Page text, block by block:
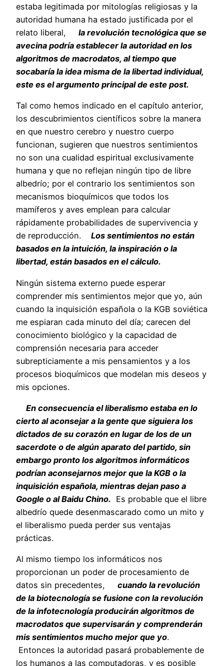
estaba legitimada por mitologías religiosas y la
autoridad humana ha estado justificada por el
relato liberal,
la revolución tecnológica que se
avecina podría establecer la autoridad en los
algoritmos de macrodatos, al tiempo que
socabaría la idea misma de la libertad individual,
este es el argumento principal de este post.
Tal como hemos indicado en el capítulo anterior,
los descubrimientos científicos sobre la manera
en que nuestro cerebro y nuestro cuerpo
funcionan, sugieren que nuestros sentimientos
no son una cualidad espiritual exclusivamente
humana y que no reflejan ningún tipo de libre
albedrío; por el contrario los sentimientos son
mecanismos bioquímicos que todos los
mamíferos y aves emplean para calcular
rápidamente probabilidades de supervivencia y
de reproducción.
Los sentimientos no están
basados en la intuición, la inspiración o la
libertad, están basados en el cálculo.
Ningún sistema externo puede esperar
comprender mis sentimientos mejor que yo, aún
cuando la inquisición española o la KGB soviética
me espiaran cada minuto del día; carecen del
conocimiento biológico y la capacidad de
comprensión necesaria para acceder
subrepticiamente a mis pensamientos y a los
procesos bioquímicos que modelan mis deseos y
mis opciones.
En consecuencia el liberalismo estaba en lo
cierto al aconsejar a la gente que siguiera los
dictados de su corazón en lugar de los de un
sacerdote o de algún aparato del partido, sin
embargo pronto los algoritmos informáticos
podrían aconsejarnos mejor que la KGB o la
inquisición española, mientras dejan paso a
Google o al Baidu Chino. Es probable que el libre
albedrío quede desenmascarado como un mito y
el liberalismo pueda perder sus ventajas
prácticas.
Al mismo tiempo los informáticos nos
proporcionan un poder de procesamiento de
datos sin precedentes,
cuando la revolución
de la biotecnología se fusione con la revolución
de la infotecnología producirán algoritmos de
macrodatos que supervisarán y comprenderán
mis sentimientos mucho mejor que yo.
Entonces la autoridad pasará probablemente de
los humanos a las computadoras, y es posible